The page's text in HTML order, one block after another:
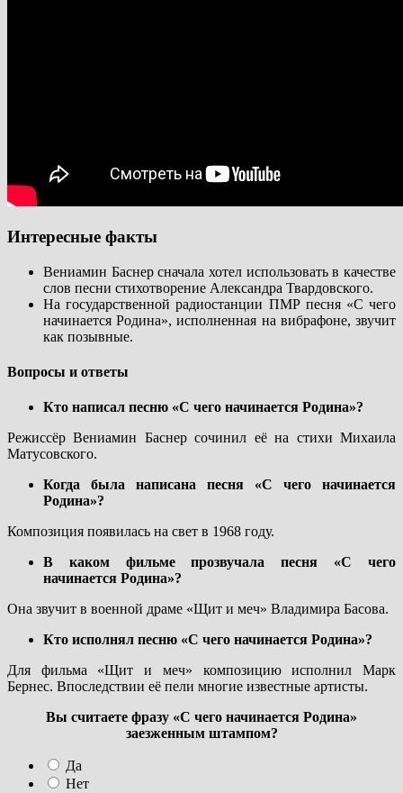
Интересные факты
Вениамин Баснер сначала хотел использовать в качестве
слов песни стихотворение Александра Твардовского.
На государственной радиостанции ПМР песня «С чего
начинается Родина», исполненная на вибрафоне, звучит
как позывные.
Вопросы и ответы
Кто написал песню «С чего начинается Родина»?
Режиссёр Вениамин Баснер сочинил её на стихи Михаила
Матусовского.
Когда была написана песня «С чего начинается
Родина»?
Композиция появилась на свет в 1968 году.
В каком фильме прозвучала песня «С чего
начинается Родина»?
Она звучит в военной драме «Щит и меч» Владимира Басова.
Кто исполнял песню «С чего начинается Родина»?
Для фильма «Щит и меч» композицию исполнил Марк
Бернес. Впоследствии её пели многие известные артисты.
Вы считаете фразу «С чего начинается Родина»
заезженным штампом?
Да
Нет